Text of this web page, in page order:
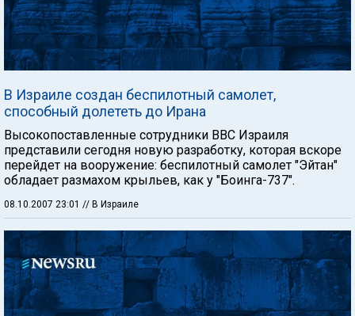
В Израиле создан беспилотный самолет,
способный долететь до Ирана
Высокопоставленные сотрудники ВВС Израиля
представили сегодня новую разработку, которая вскоре
перейдет на вооружение: беспилотный самолет "Эйтан"
обладает размахом крыльев, как у "Боинга-737".
08.10.2007 23:01 // В Израиле